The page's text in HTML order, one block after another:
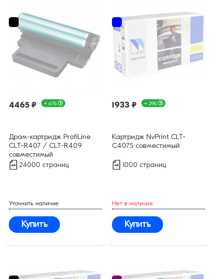
4465 ₽ + 67Б
Драм-картридж ProfiLine
CLT-R407 / CLT-R409
совместимый
24000 страниц
Уточнить наличие
Купить
1933 ₽ + 29Б
Картридж NvPrint CLT-
C407S совместимый
1000 страниц
Нет в наличии
Купить